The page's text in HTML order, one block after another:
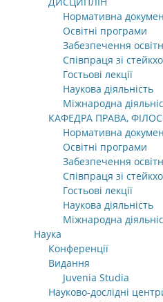
Нормативна
Освітні програми
Забезпечення
Співпраця зі
Гостьові лекції
Наукова діяльність
Міжнародна
КАФЕДРА ПРАВА,
Нормативна
Освітні програми
Забезпечення
Співпраця зі
Гостьові лекції
Наукова діяльність
Міжнародна
Наука
Конференції
Видання
Juvenia Studia
Науково-дослідні